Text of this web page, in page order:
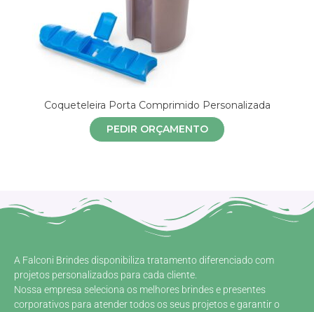
Coqueteleira Porta Comprimido Personalizada
PEDIR ORÇAMENTO
A Falconi Brindes disponibiliza tratamento diferenciado com
projetos personalizados para cada cliente.
Nossa empresa seleciona os melhores brindes e presentes
corporativos para atender todos os seus projetos e garantir o